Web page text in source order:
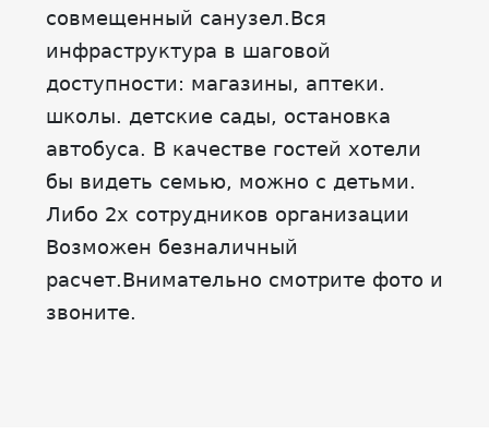
совмещенный санузел.Вся
инфраструктура в шаговой
доступности: магазины, аптеки.
школы. детские сады, остановка
автобуса. В качестве гостей хотели
бы видеть семью, можно с детьми.
Либо 2х сотрудников организации
Возможен безналичный
расчет.Внимательно смотрите фото и
звоните.